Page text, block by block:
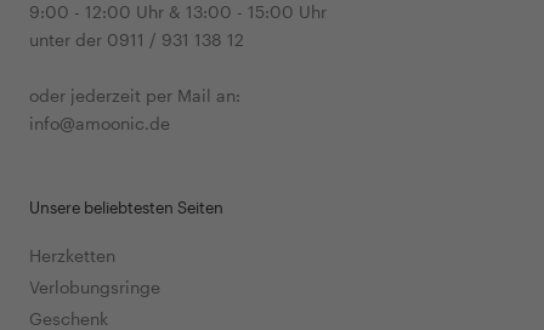
9:00 - 12:00 Uhr & 13:00 - 15:00 Uhr
unter der 0911 / 931 138 12
oder jederzeit per Mail an:
info@amoonic.de
Unsere beliebtesten Seiten
Herzketten
Verlobungsringe
Geschenk